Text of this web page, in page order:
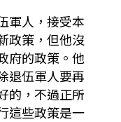
軍人，接受本
政策，但他沒
府的政策。他
退伍軍人要再
的，不過正所
這些政策是一